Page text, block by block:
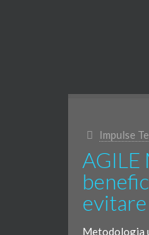
Impulse
AGILE
evitare
Metodologia